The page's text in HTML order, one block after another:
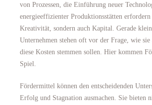
von Prozessen, die Einführung neuer
energieeffizienter Produktionsstätten
Kreativität, sondern auch Kapital. Gerade
Unternehmen stehen oft vor der Frage, wie
diese Kosten stemmen sollen. Hier kommen
Spiel.
Fördermittel können den entscheidenden
Erfolg und Stagnation ausmachen. Sie bieten